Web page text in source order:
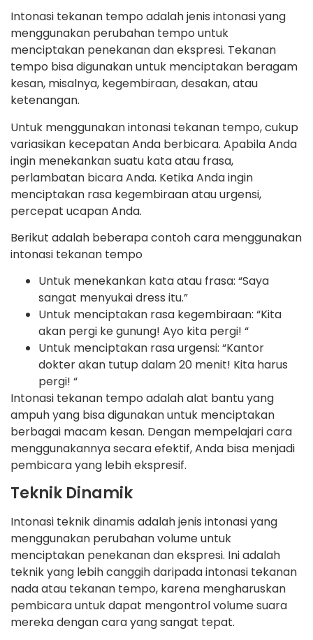
Intonasi tekanan tempo adalah jenis intonasi yang
menggunakan perubahan tempo untuk
menciptakan penekanan dan ekspresi. Tekanan
tempo bisa digunakan untuk menciptakan beragam
kesan, misalnya, kegembiraan, desakan, atau
ketenangan.
Untuk menggunakan intonasi tekanan tempo, cukup
variasikan kecepatan Anda berbicara. Apabila Anda
ingin menekankan suatu kata atau frasa,
perlambatan bicara Anda. Ketika Anda ingin
menciptakan rasa kegembiraan atau urgensi,
percepat ucapan Anda.
Berikut adalah beberapa contoh cara menggunakan
intonasi tekanan tempo
Untuk menekankan kata atau frasa: “Saya
sangat menyukai dress itu.”
Untuk menciptakan rasa kegembiraan: “Kita
akan pergi ke gunung! Ayo kita pergi! “
Untuk menciptakan rasa urgensi: “Kantor
dokter akan tutup dalam 20 menit! Kita harus
pergi! “
Intonasi tekanan tempo adalah alat bantu yang
ampuh yang bisa digunakan untuk menciptakan
berbagai macam kesan. Dengan mempelajari cara
menggunakannya secara efektif, Anda bisa menjadi
pembicara yang lebih ekspresif.
Teknik Dinamik
Intonasi teknik dinamis adalah jenis intonasi yang
menggunakan perubahan volume untuk
menciptakan penekanan dan ekspresi. Ini adalah
teknik yang lebih canggih daripada intonasi tekanan
nada atau tekanan tempo, karena mengharuskan
pembicara untuk dapat mengontrol volume suara
mereka dengan cara yang sangat tepat.